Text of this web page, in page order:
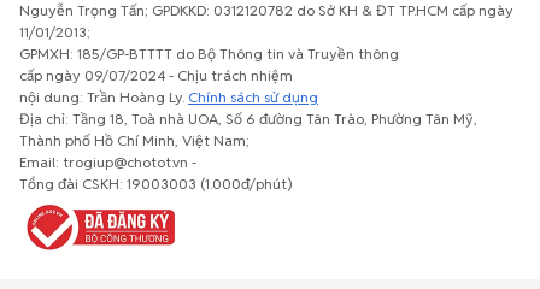
Nguyễn Trọng Tấn; GPDKKD: 0312120782 do Sở KH & ĐT TP.HCM cấp ngày
11/01/2013;
GPMXH: 185/GP-BTTTT do Bộ Thông tin và Truyền thông
cấp ngày 09/07/2024 - Chịu trách nhiệm
nội dung: Trần Hoàng Ly. Chính sách sử dụng
Địa chỉ: Tầng 18, Toà nhà UOA, Số 6 đường Tân Trào, Phường Tân Mỹ,
Thành phố Hồ Chí Minh, Việt Nam;
Email: trogiup@chotot.vn -
Tổng đài CSKH: 19003003 (1.000đ/phút)